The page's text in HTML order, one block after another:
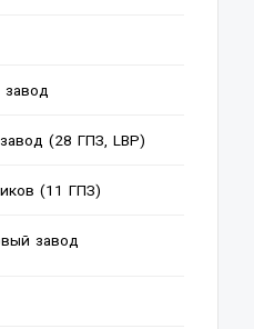
(28 ГПЗ, LBP)
(11 ГПЗ)
завод